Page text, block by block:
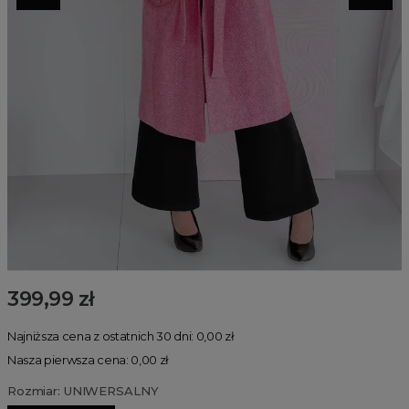
399,99 zł
Najniższa cena z ostatnich 30 dni: 0,00 zł
Nasza pierwsza cena: 0,00 zł
Rozmiar: UNIWERSALNY